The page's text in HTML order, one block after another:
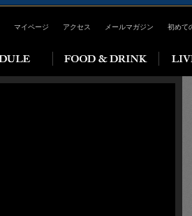
マイページ アクセス メールマガジン 初めて